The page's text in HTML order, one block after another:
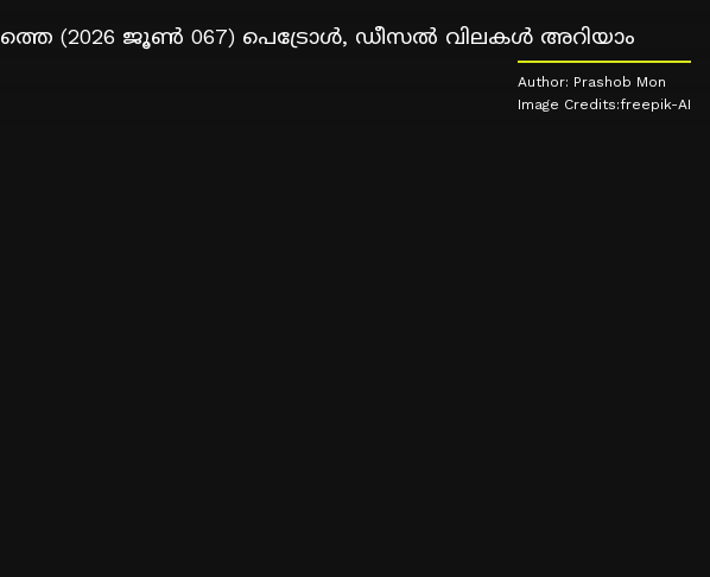
(2026 ജൂൺ 067) പെട്രോൾ, ഡീസൽ വിലകൾ അറിയാം
Author: Prashob Mon
Image Credits:freepik-AI